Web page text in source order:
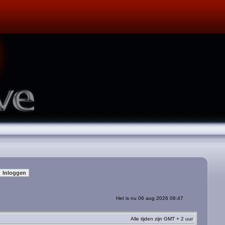
Het is nu 06 aug 2026 08:47
Alle tijden zijn GMT + 2 uur